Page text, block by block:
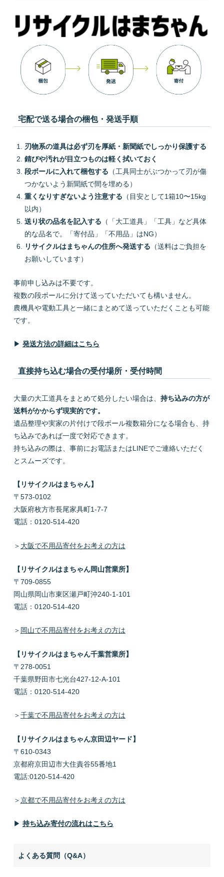
宅配で送る場合の梱包・発送手順
刃物系の道具は必ず刃を厚紙・新聞紙でしっかり保護する
錆びや汚れが目立つものは軽く拭いておく
段ボールに入れて梱包する （工具同士がぶつかって刃が傷
つかないよう新聞紙で間を埋める）
重くなりすぎないよう注意する （目安として1箱10〜15kg
以内）
送り状の品名を記入する （「大工道具」「工具」など具体
的な品名で。「寄付品」「不用品」はNG）
リサイクルはまちゃんの住所へ発送する （送料はご負担を
お願いしています）
事前申し込みは不要です。
複数の段ボールに分けて送っていただいても構いません。
農機具や電動工具と一緒にまとめて送っていただくことも可能
です。
▶ 発送方法の詳細はこちら
直接持ち込む場合の受付場所・受付時間
大量の大工道具をまとめて処分したい場合は、 持ち込みの方が
送料がかからず現実的です。
遺品整理や実家の片付けで段ボール複数箱分になる場合も、持
ち込みであれば一度で対応できます。
持ち込みの際は、事前にお電話またはLINEでご連絡いただく
とスムーズです。
【リサイクルはまちゃん】
〒573-0102
大阪府枚方市長尾家具町1-7-7
電話：0120-514-420
＞ 大阪で不用品寄付をお考えの方は
【リサイクルはまちゃん岡山営業所】
〒709-0855
岡山県岡山市東区瀬戸町沖240-1-101
電話：0120-514-420
＞ 岡山で不用品寄付をお考えの方は
【リサイクルはまちゃん千葉営業所】
〒278-0051
千葉県野田市七光台427-12-A-101
電話：0120-514-420
＞千葉で不用品寄付をお考えの方は
【リサイクルはまちゃん京田辺ヤード】
〒610-0343
京都府京田辺市大住責谷55番地1
電話:0120-514-420
＞京都で不用品寄付をお考えの方は
▶ 持ち込み寄付の流れはこちら
よくある質問（Q&A）